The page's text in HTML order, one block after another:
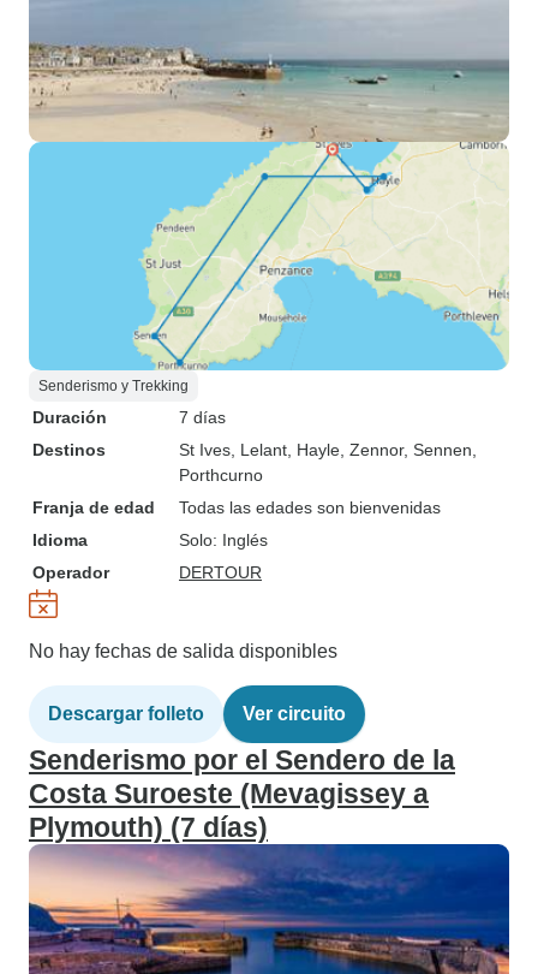
Senderismo y Trekking
Duración
7 días
Destinos
St Ives , Lelant , Hayle , Zennor, Sennen
Porthcurno
Franja de edad
Todas las edades son bienvenidas
Idioma
Solo: Inglés
Operador
DERTOUR
No hay fechas de salida disponibles
Descargar folleto Ver circuito
Senderismo por el Sendero de la
Costa Suroeste (Mevagissey a
Plymouth) (7 días)